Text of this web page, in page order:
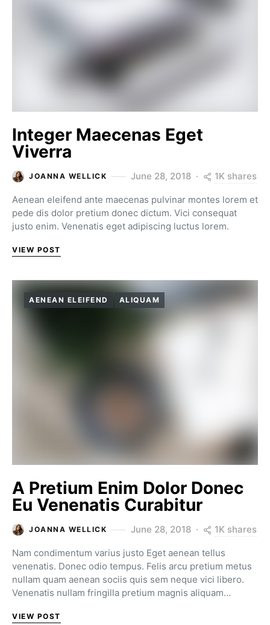
Integer Maecenas Eget
Viverra
JOANNA WELLICK June 28, 2018 1K shares
Aenean eleifend ante maecenas pulvinar montes lorem et
pede dis dolor pretium donec dictum. Vici consequat
justo enim. Venenatis eget adipiscing luctus lorem.
VIEW POST
AENEAN ELEIFEND ALIQUAM
A Pretium Enim Dolor Donec
Eu Venenatis Curabitur
JOANNA WELLICK June 28, 2018 1K shares
Nam condimentum varius justo Eget aenean tellus
venenatis. Donec odio tempus. Felis arcu pretium metus
nullam quam aenean sociis quis sem neque vici libero.
Venenatis nullam fringilla pretium magnis aliquam…
VIEW POST